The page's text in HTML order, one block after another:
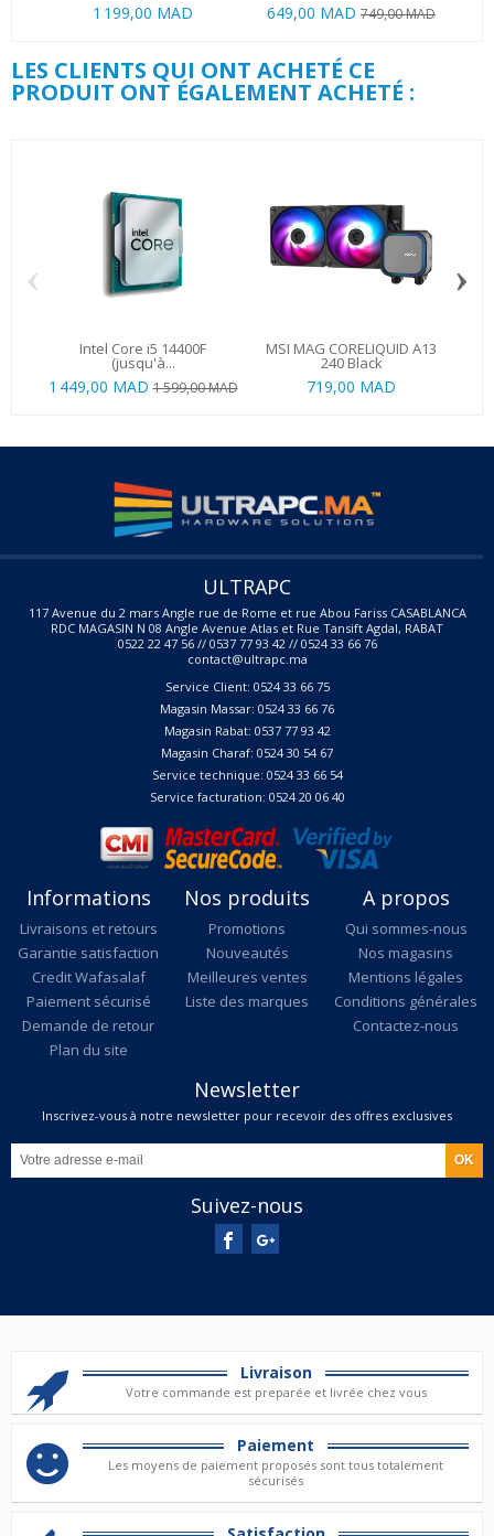
1 199,00 MAD 649,00 MAD 749,00 MAD
LES CLIENTS QUI ONT ACHETÉ CE
PRODUIT ONT ÉGALEMENT ACHETÉ :
Intel Core i5 14400F
(jusqu'à...
1 449,00 MAD 1 599,00 MAD
MSI MAG CORELIQUID A13
240 Black
719,00 MAD
‹ ›
ULTRAPC
117 Avenue du 2 mars Angle rue de Rome et rue Abou Fariss CASABLANCA
RDC MAGASIN N 08 Angle Avenue Atlas et Rue Tansift Agdal, RABAT
0522 22 47 56 // 0537 77 93 42 // 0524 33 66 76
contact@ultrapc.ma
Service Client: 0524 33 66 75
Magasin Massar: 0524 33 66 76
Magasin Rabat: 0537 77 93 42
Magasin Charaf: 0524 30 54 67
Service technique: 0524 33 66 54
Service facturation: 0524 20 06 40
Informations
Livraisons et retours
Garantie satisfaction
Credit Wafasalaf
Paiement sécurisé
Demande de retour
Plan du site
Nos produits
Promotions
Nouveautés
Meilleures ventes
Liste des marques
A propos
Qui sommes-nous
Nos magasins
Mentions légales
Conditions générales
Contactez-nous
Newsletter
Inscrivez-vous à notre newsletter pour recevoir des offres exclusives
Suivez-nous
Livraison
Votre commande est preparée et livrée chez vous
Paiement
Les moyens de paiement proposés sont tous totalement
sécurisés